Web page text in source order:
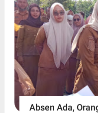
Absen Ada,